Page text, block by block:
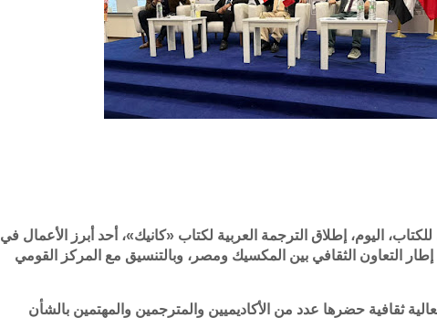
اليوم، إطلاق الترجمة العربية لكتاب «كانيك»، أحد أبرز الأعمال في
التعاون الثقافي بين المكسيك ومصر، وبالتنسيق مع المركز القومي
ثقافية حضرها عدد من الأكاديميين والمترجمين والمهتمين بالشأن